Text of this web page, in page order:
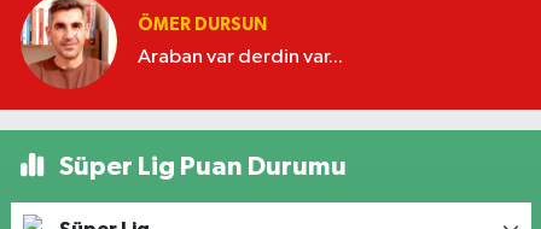
ÖMER DURSUN
Araban var derdin var...
Süper Lig Puan Durumu